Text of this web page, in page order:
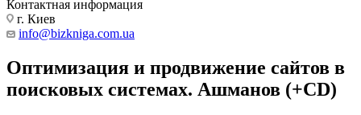
Контактная информация
г. Киев
info@bizkniga.com.ua
Оптимизация и продвижение сайтов в
поисковых системах. Ашманов (+CD)